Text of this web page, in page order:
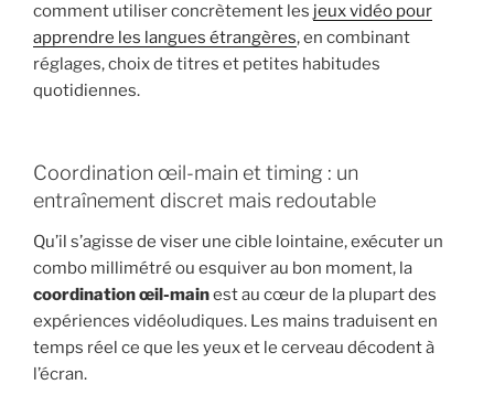
comment utiliser concrètement les jeux vidéo pour
apprendre les langues étrangères, en combinant
réglages, choix de titres et petites habitudes
quotidiennes.
Coordination œil-main et timing : un
entraînement discret mais redoutable
Qu’il s’agisse de viser une cible lointaine, exécuter un
combo millimétré ou esquiver au bon moment, la
coordination œil-mainest au cœur de la plupart des
expériences vidéoludiques. Les mains traduisent en
temps réel ce que les yeux et le cerveau décodent à
l’écran.